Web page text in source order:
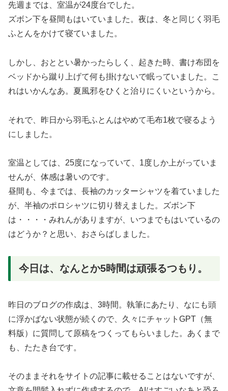
先週までは、室温が24度台でした。
ズボン下を昼間もはいていました。夜は、冬と同じく羽毛
ふとんをかけて寝ていました。
しかし、おととい暑かったらしく、起きた時、書け布団を
ベッドから蹴り上げて何も掛けないで眠っていました。こ
れはいかんなあ。夏風邪をひくと治りにくいというから。
それで、昨日から羽毛ふとんはやめて毛布1枚で寝るよう
にしました。
室温としては、25度になっていて、1度しか上がっていま
せんが、体感は暑いのです。
昼間も、今までは、長袖のカッターシャツを着ていました
が、半袖のポロシャツに切り替えました。ズボン下
は・・・・みれんがありますが、いつまでもはいているの
はどうか？と思い、おさらばしました。
今日は、なんとか5時間は頑張るつもり。
昨日のブログの作成は、3時間。執筆にあたり、なにも頭
に浮かばない状態が続くので、久々にチャットGPT（無
料版）に質問して原稿をつくってもらいました。あくまで
も、たたき台です。
そのままそれをサイトの記事に載せることはないですが、